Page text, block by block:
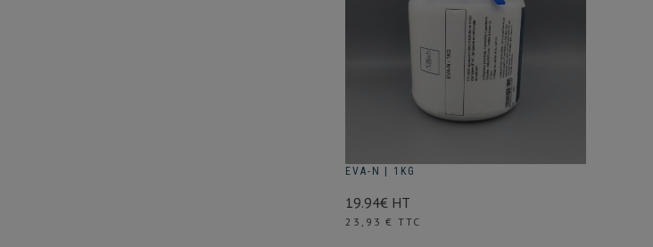
EVA-N | 1KG
19.94€ HT
Prix
23,93 € TTC